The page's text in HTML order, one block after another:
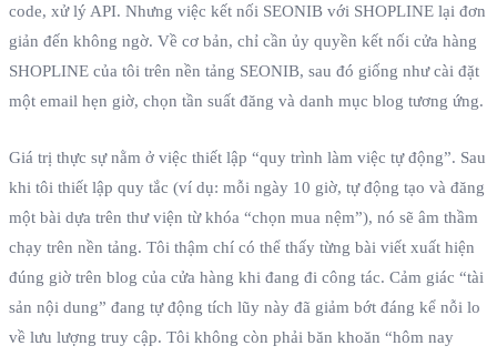
code, xử lý API. Nhưng việc kết nối SEONIB với SHOPLINE lại đơn
giản đến không ngờ. Về cơ bản, chỉ cần ủy quyền kết nối cửa hàng
SHOPLINE của tôi trên nền tảng SEONIB, sau đó giống như cài đặt
một email hẹn giờ, chọn tần suất đăng và danh mục blog tương ứng.
Giá trị thực sự nằm ở việc thiết lập “quy trình làm việc tự động”. Sau
khi tôi thiết lập quy tắc (ví dụ: mỗi ngày 10 giờ, tự động tạo và đăng
một bài dựa trên thư viện từ khóa “chọn mua nệm”), nó sẽ âm thầm
chạy trên nền tảng. Tôi thậm chí có thể thấy từng bài viết xuất hiện
đúng giờ trên blog của cửa hàng khi đang đi công tác. Cảm giác “tài
sản nội dung” đang tự động tích lũy này đã giảm bớt đáng kể nỗi lo
về lưu lượng truy cập. Tôi không còn phải băn khoăn “hôm nay